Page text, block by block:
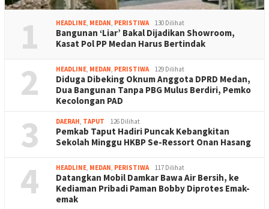
1 HEADLINE, MEDAN, PERISTIWA 130 Dilihat
Bangunan ‘Liar’ Bakal Dijadikan Showroom,
Kasat Pol PP Medan Harus Bertindak
2 HEADLINE, MEDAN, PERISTIWA 129 Dilihat
Diduga Dibeking Oknum Anggota DPRD Medan,
Dua Bangunan Tanpa PBG Mulus Berdiri, Pemko
Kecolongan PAD
3 DAERAH, TAPUT 126 Dilihat
Pemkab Taput Hadiri Puncak Kebangkitan
Sekolah Minggu HKBP Se-Ressort Onan Hasang
4 HEADLINE, MEDAN, PERISTIWA 117 Dilihat
Datangkan Mobil Damkar Bawa Air Bersih, ke
Kediaman Pribadi Paman Bobby Diprotes Emak-
emak